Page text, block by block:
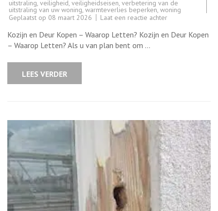
uitstraling, veiligheid, veiligheidseisen, verbetering van de
uitstraling van uw woning,warmteverlies beperken, woning
Geplaatst op 08 maart 2026 Laat een reactie achterop
voor
het
Kozijn en Deur Kopen – Waarop Letten? Kozijn en Deur Kopen
– Waarop Letten? Als u van plan bent om …
LEES VERDER